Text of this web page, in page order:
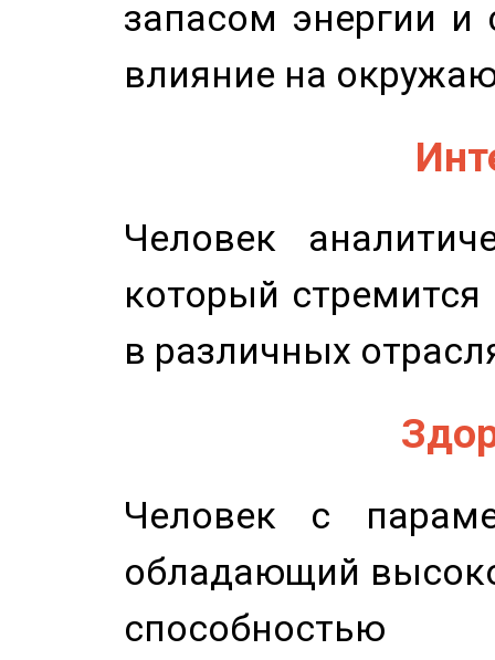
запасом энергии и
влияние на
Человек
который
в различных
Человек с
обладающий